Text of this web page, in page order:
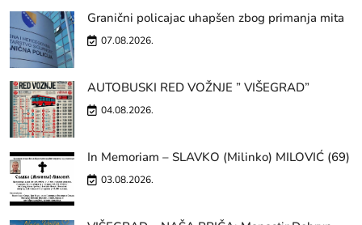
Granični policajac uhapšen zbog primanja mita
07.08.2026.
AUTOBUSKI RED VOŽNJE ” VIŠEGRAD”
04.08.2026.
In Memoriam – SLAVKO (Milinko) MILOVIĆ (69)
03.08.2026.